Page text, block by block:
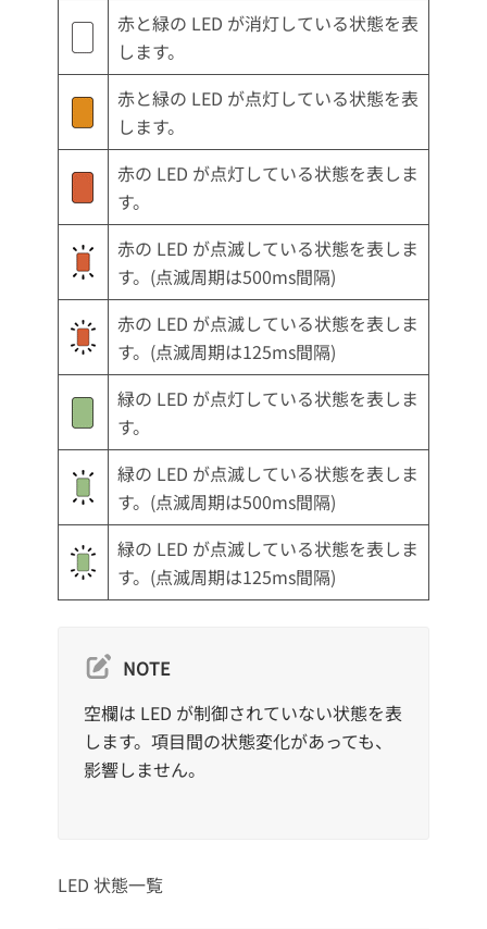
赤と緑の LED が消灯している状態を表
します。
赤と緑の LED が点灯している状態を表
します。
赤の LED が点灯している状態を表しま
す。
赤の LED が点滅している状態を表しま
す。(点滅周期は500ms間隔)
赤の LED が点滅している状態を表しま
す。(点滅周期は125ms間隔)
緑の LED が点灯している状態を表しま
す。
緑の LED が点滅している状態を表しま
す。(点滅周期は500ms間隔)
緑の LED が点滅している状態を表しま
す。(点滅周期は125ms間隔)
NOTE
空欄は LED が制御されていない状態を表
します。項目間の状態変化があっても、
影響しません。
LED 状態一覧